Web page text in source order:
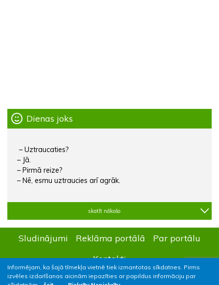
Informējam, ka šajā tīmekļa vietnē tiek izmantotas sīkdatnes. Pirms
izvēles izdarīšanas aicinām iepazīties ar papildus informāciju par
Dienas joks
– Uztraucaties?
– Jā.
– Pirmā reize?
– Nē, esmu uztraucies arī agrāk.
skatīt nākošo
Sludinājumi Reklāma portālā
Par portālu
Kontakti